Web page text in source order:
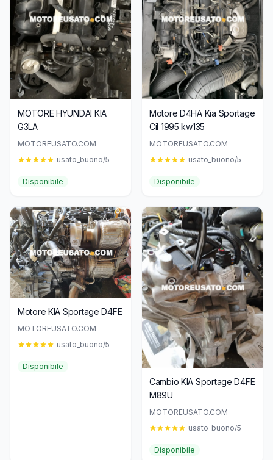
MOTORE HYUNDAI KIA
G3LA
MOTOREUSATO.COM
usato_buono/5
Disponibile
Motore D4HA Kia Sportage
Cil 1995 kw135
MOTOREUSATO.COM
usato_buono/5
Disponibile
Motore KIA Sportage D4FE
MOTOREUSATO.COM
usato_buono/5
Disponibile
Cambio KIA Sportage D4FE
M89U
MOTOREUSATO.COM
usato_buono/5
Disponibile